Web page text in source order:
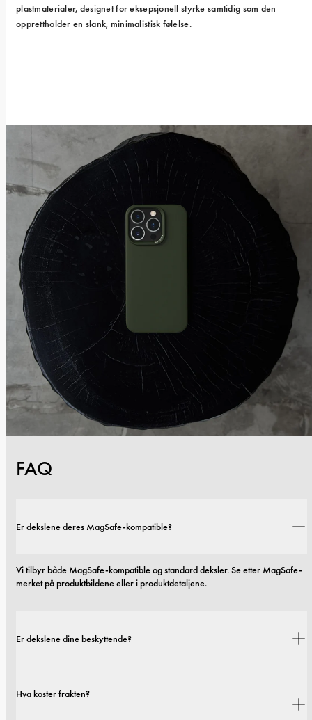
plastmaterialer, designet for eksepsjonell styrke samtidig som den
opprettholder en slank, minimalistisk følelse.
FAQ
Er dekslene deres MagSafe-kompatible?
Vi tilbyr både MagSafe-kompatible og standard deksler. Se etter MagSafe-
merket på produktbildene eller i produktdetaljene.
Er dekslene dine beskyttende?
som spenner fra slanke profiler til mer beskyttende utforminger.
Hva koster frakten?